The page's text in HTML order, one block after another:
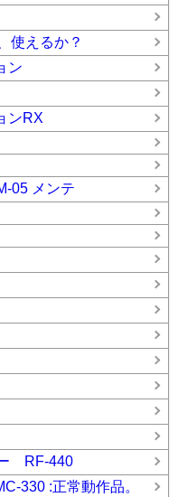
使えるか？
ン
ンRX
05 メンテ
ー RF-440
330 :正常動作品。